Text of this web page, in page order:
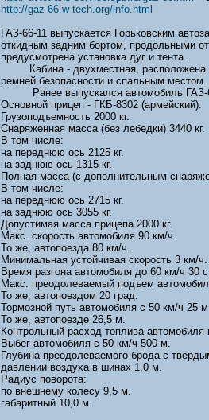
http://gaz-66.w-tech.org/info.html
ГАЗ-66-11 выпускается Горьковским
откидным задним бортом, продольными
предусмотрена установка дуг и тента.
Кабина - двухместная, расположена
ремней безопасности и спальным
Ранее выпускался автомобиль ГАЗ-
Основной прицеп - ГКБ-8302 (армейский).
Грузоподъемность 2000 кг.
Снаряженная масса (без лебедки) 3440 кг.
В том числе:
на переднюю ось 2125 кг.
на заднюю ось 1315 кг.
Полная масса (с дополнительным
В том числе:
на переднюю ось 2715 кг.
на заднюю ось 3055 кг.
Допустимая масса прицепа 2000 кг.
Макс. скорость автомобиля 90 км/ч.
То же, автопоезда 80 км/ч.
Минимальная устойчивая скорость 3 км/ч.
Время разгона автомобиля до 60 км/ч 30
Макс. преодолеваемый подъем
То же, автопоездом 20 град.
Тормозной путь автомобиля с 50 км/ч 25
То же, автопоезде 26,5 м.
Контрольный расход топлива
Выбег автомобиля с 50 км/ч 500 м.
Глубина преодолеваемого брода с
давлении воздуха в шинах 1,0 м.
Радиус поворота:
по внешнему колесу 9,5 м.
габаритный 10,0 м.